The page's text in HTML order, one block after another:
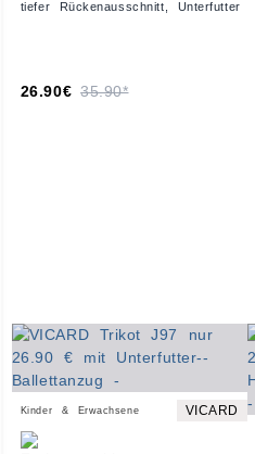
tiefer Rückenausschnitt, Unterfutter
26.90€ 35.90*
Kinder & Erwachsene VICARD